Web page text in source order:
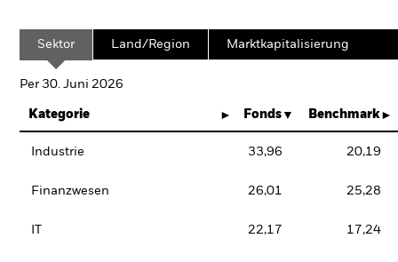
Sektor Land/Region Marktkapitalisierung
Per 30. Juni 2026
Kategorie Fonds Benchmark
Industrie 33,96 20,19
Finanzwesen 26,01 25,28
22,17 17,24